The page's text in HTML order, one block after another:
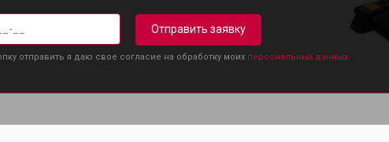
Отправить заявку
отправить я даю свое согласие на обработку моих персональных данных.